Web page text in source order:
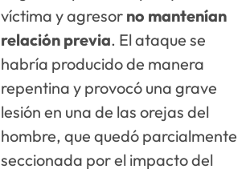
víctima y agresor no mantenían
relación previa. El ataque se
habría producido de manera
repentina y provocó una grave
lesión en una de las orejas del
hombre, que quedó parcialmente
seccionada por el impacto del